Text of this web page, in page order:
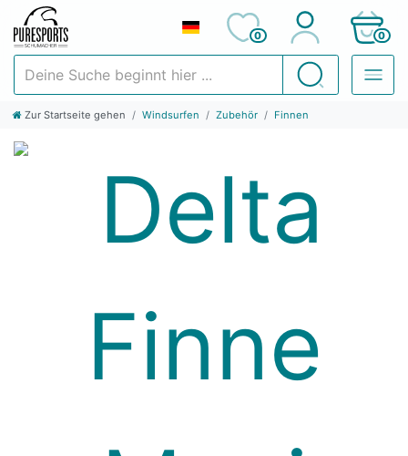
Suchen
0 0
Zur Startseite gehen Windsurfen Zubehör Finnen